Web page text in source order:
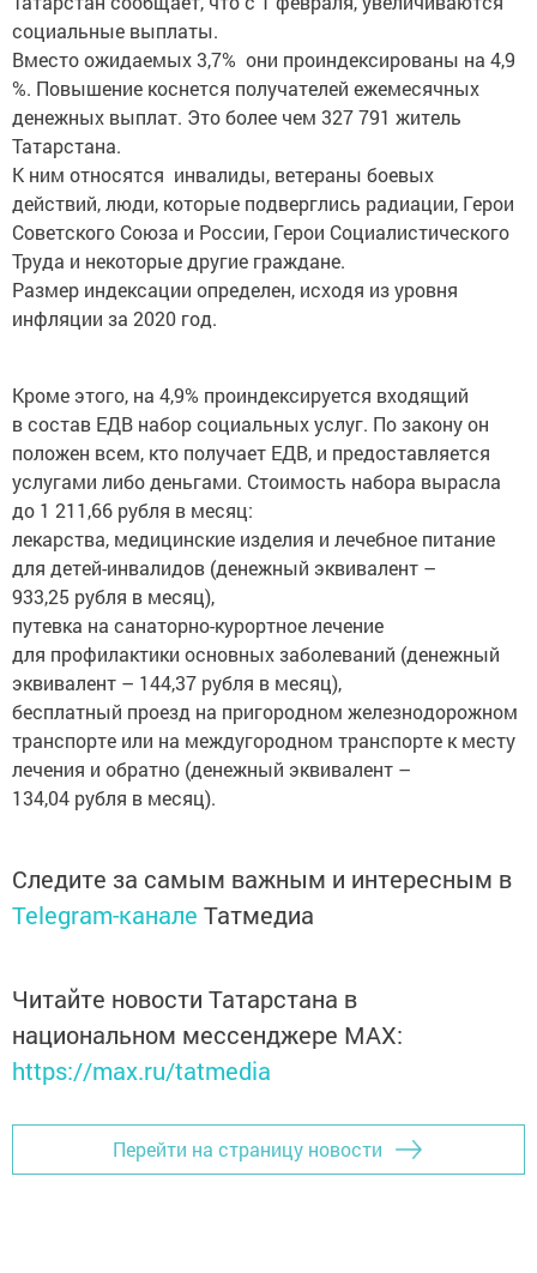
социальные выплаты.
Вместо ожидаемых 3,7% они проиндексированы на 4,9
%. Повышение коснется получателей ежемесячных
денежных выплат. Это более чем 327 791 житель
Татарстана.
К ним относятся инвалиды, ветераны боевых
действий, люди, которые подверглись радиации, Герои
Советского Союза и России, Герои Социалистического
Труда и некоторые другие граждане.
Размер индексации определен, исходя из уровня
инфляции за 2020 год.
Кроме этого, на 4,9% проиндексируется входящий
в состав ЕДВ набор социальных услуг. По закону он
положен всем, кто получает ЕДВ, и предоставляется
услугами либо деньгами. Стоимость набора вырасла
до 1 211,66 рубля в месяц:
лекарства, медицинские изделия и лечебное питание
для детей-инвалидов (денежный эквивалент –
933,25 рубля в месяц),
путевка на санаторно-курортное лечение
для профилактики основных заболеваний (денежный
эквивалент – 144,37 рубля в месяц),
бесплатный проезд на пригородном железнодорожном
транспорте или на междугородном транспорте к месту
лечения и обратно (денежный эквивалент –
134,04 рубля в месяц).
Следите за самым важным и интересным в
Telegram-канале Татмедиа
Читайте новости Татарстана в
национальном мессенджере MАХ:
https://max.ru/tatmedia
Перейти на страницу новости